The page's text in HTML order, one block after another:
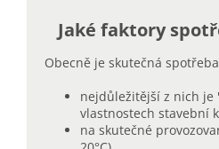
Jaké faktory
Obecně je skutečná
nejdůležitější z nich je
vlastnostech stavební
na skutečné